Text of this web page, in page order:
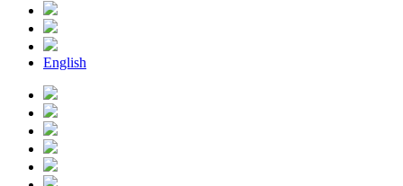
English